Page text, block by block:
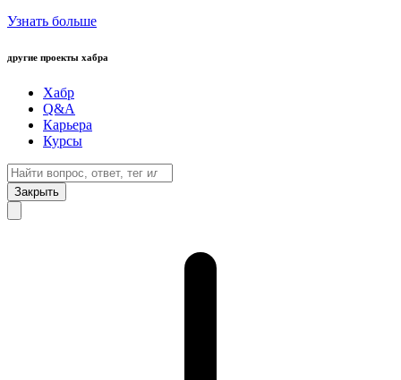
Узнать больше
другие проекты хабра
Хабр
Q&A
Карьера
Курсы
Закрыть